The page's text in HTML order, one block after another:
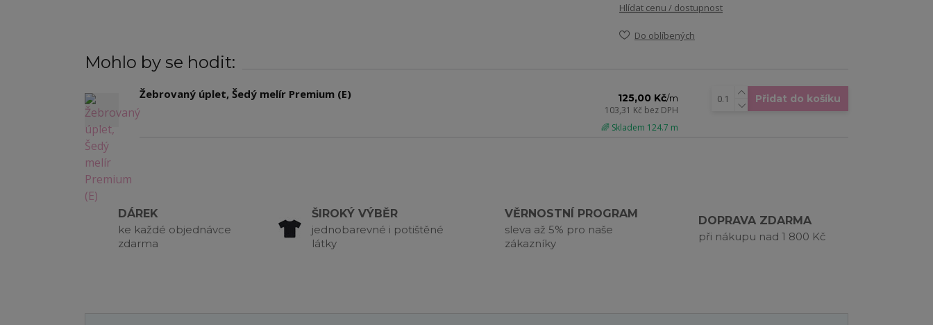
Hlídat cenu / dostupnost
Do oblíbených
Mohlo by se hodit:
Žebrovaný úplet, Šedý melír Premium (E) 125,00 Kč/m
103,31 Kč bez DPH
🌈 Skladem 124.7 m
Přidat do košíku
DÁREK
ke každé objednávce
zdarma
ŠIROKÝ VÝBĚR
jednobarevné i potištěné
látky
VĚRNOSTNÍ PROGRAM
sleva až 5% pro naše
zákazníky
DOPRAVA ZDARMA
při nákupu nad 1 800 Kč